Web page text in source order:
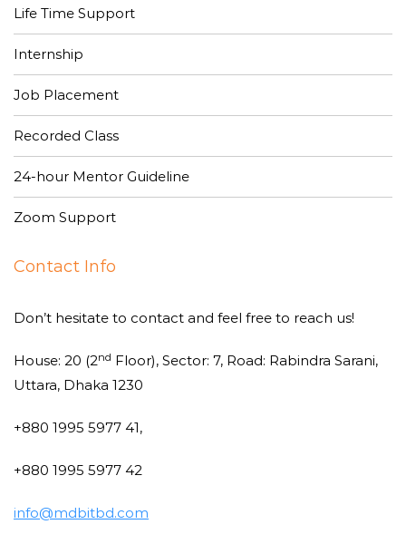
Life Time Support
Internship
Job Placement
Recorded Class
24-hour Mentor Guideline
Zoom Support
Contact Info
Don’t hesitate to contact and feel free to reach us!
House: 20 (2nd Floor), Sector: 7, Road: Rabindra Sarani,
Uttara, Dhaka 1230
+880 1995 5977 41,
+880 1995 5977 42
info@mdbitbd.com